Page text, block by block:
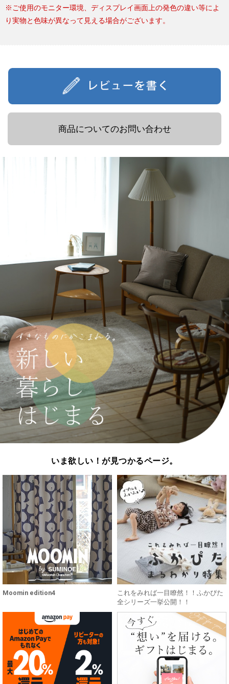
※ご使用のモニター環境、ディスプレイ画面上の発色の違い等によ
り実物と色味が異なって見える場合がございます。
商品についてのお問い合わせ
いま欲しい！が見つかるページ。
Moomin edition4
これをみれば一目瞭然！！ふかぴた
全シリーズ一挙公開！！